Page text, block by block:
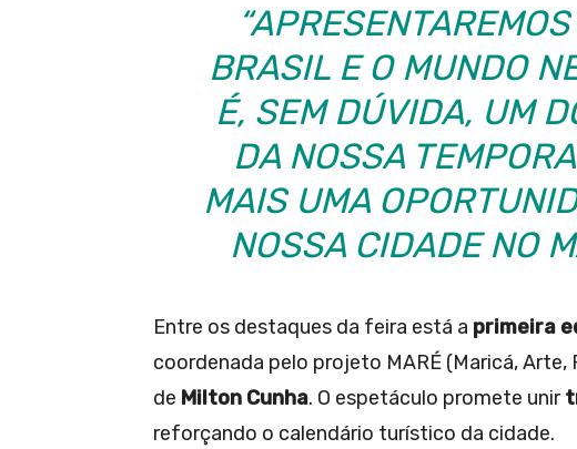
BRASIL E O MUNDO
É, SEM DÚVIDA, UM
DA NOSSA
MAIS UMA
NOSSA CIDADE NO
Entre os destaques da feira está a primeira
coordenada pelo projeto MARÉ (Maricá,
de Milton Cunha. O espetáculo promete unir
reforçando o calendário turístico da cidade.